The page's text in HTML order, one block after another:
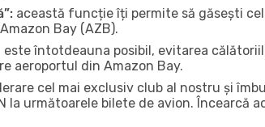
această funcție îți permite să găsești
Bay (AZB).
este întotdeauna posibil, evitarea
aeroportul din Amazon Bay.
cel mai exclusiv club al nostru și
la următoarele bilete de avion. Încearcă